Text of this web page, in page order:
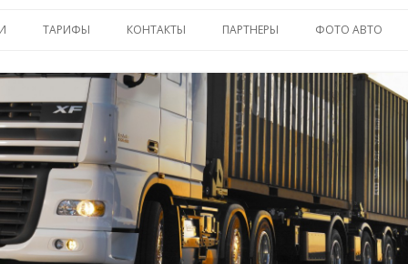
ТАРИФЫ КОНТАКТЫ ПАРТНЕРЫ ФОТО АВТО